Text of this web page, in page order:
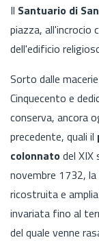
Il Santuario di
piazza, all'incrocio
dell'edificio
Sorto dalle
Cinquecento e
conserva, ancora
precedente, quali il
colonnatodel
novembre 1732, la
ricostruita e
invariata fino al
del quale venne